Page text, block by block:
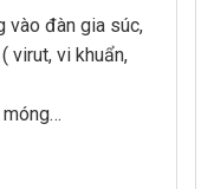
vào đàn gia súc,
virut, vi khuẩn,